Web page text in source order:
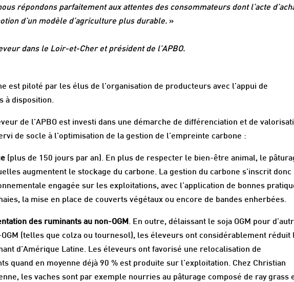
répondons parfaitement aux attentes des consommateurs dont l’acte
d’un modèle d’agriculture plus durable. »
dans le Loir-et-Cher et président de l’APBO.
est piloté par les élus de l’organisation de producteurs avec l’appui de
à disposition.
de l’APBO est investi dans une démarche de différenciation et de
de socle à l’optimisation de la gestion de l’empreinte carbone :
(plus de 150 jours par an). En plus de respecter le bien-être animal, le
augmentent le stockage du carbone. La gestion du carbone s’inscrit donc
engagée sur les exploitations, avec l’application de bonnes
la mise en place de couverts végétaux ou encore de bandes enherbées.
des ruminants au non-OGM. En outre, délaissant le soja OGM pour
(telles que colza ou tournesol), les éleveurs ont considérablement réduit
d’Amérique Latine. Les éleveurs ont favorisé une relocalisation de
quand en moyenne déjà 90 % est produite sur l’exploitation. Chez Christian
les vaches sont par exemple nourries au pâturage composé de ray grass